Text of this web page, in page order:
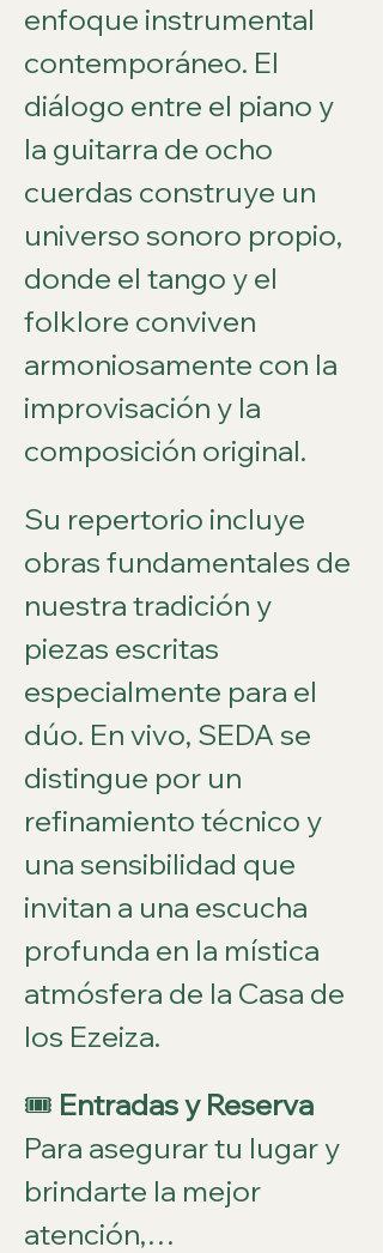
enfoque instrumental
contemporáneo. El
diálogo entre el piano y
la guitarra de ocho
cuerdas construye un
universo sonoro propio,
donde el tango y el
folklore conviven
armoniosamente con la
improvisación y la
composición original.
Su repertorio incluye
obras fundamentales de
nuestra tradición y
piezas escritas
especialmente para el
dúo. En vivo, SEDA se
distingue por un
refinamiento técnico y
una sensibilidad que
invitan a una escucha
profunda en la mística
atmósfera de la Casa de
los Ezeiza.
🎟️ Entradas y Reserva
Para asegurar tu lugar y
brindarte la mejor
atención,…